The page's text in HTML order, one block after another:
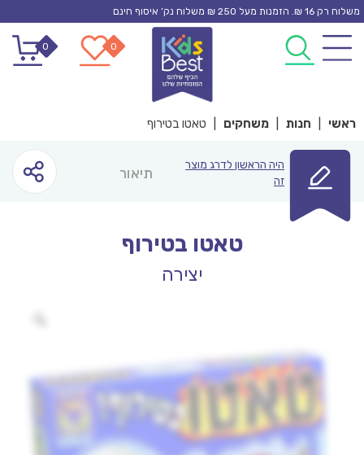
Skip
content
משלוח רק 16 ₪. הזמנות מעל 250 ₪ משלוח נק’ איסוף חינם
0
0
ראשי חנות משחקים טאטו בטירוף
היה הראשון לדרג מוצר
זה
תיאור
טאטו בטירוף
יצירה